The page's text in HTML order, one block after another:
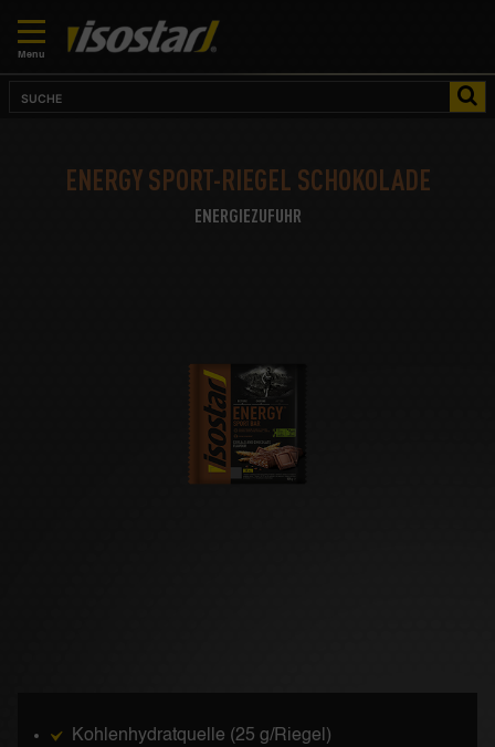
Menu
ENERGY SPORT-RIEGEL SCHOKOLADE
ENERGIEZUFUHR
Kohlenhydratquelle (25 g/Riegel)